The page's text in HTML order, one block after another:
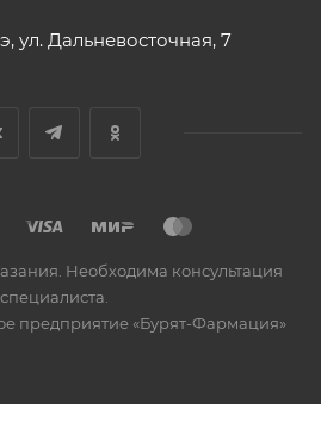
ул. Дальневосточная, 7
Необходима консультация
специалиста.
предприятие «Бурят-Фармация»